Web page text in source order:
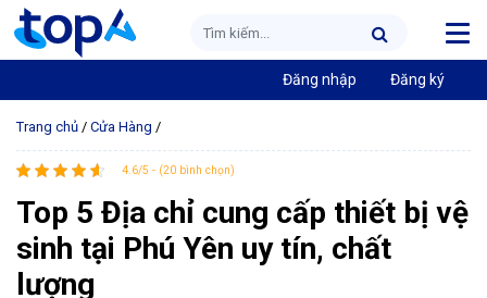
Đăng nhập Đăng ký
Trang chủ / Cửa Hàng /
4.6/5 - (20 bình chọn)
Top 5 Địa chỉ cung cấp thiết bị vệ
sinh tại Phú Yên uy tín, chất
lượng